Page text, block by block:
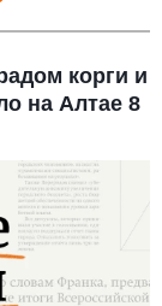
корги и
на Алтае 8